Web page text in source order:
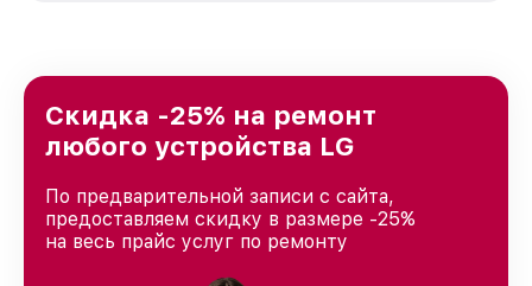
Краснодаре, постоянно повышая уровень
доверия и лояльности наших клиентов.
Скидка -25% на ремонт
любого устройства LG
По предварительной записи с сайта,
предоставляем скидку в размере -25%
на весь прайс услуг по ремонту